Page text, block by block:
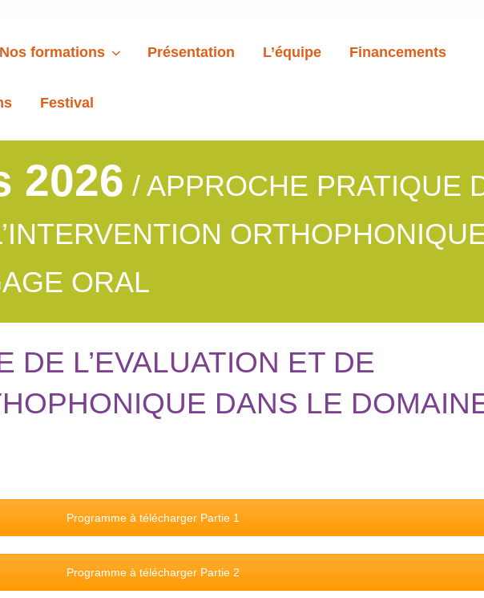
Nos formations Présentation L’équipe Financements
Festival
2026 / APPROCHE PRATIQUE
ORAL
DE L’EVALUATION ET DE
DANS LE
Programme à télécharger Partie 1
Programme à télécharger Partie 2